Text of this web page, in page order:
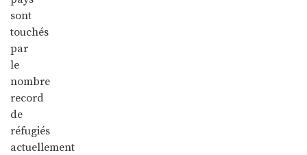
sont
touchés
par
le
nombre
record
de
réfugiés
actuellement